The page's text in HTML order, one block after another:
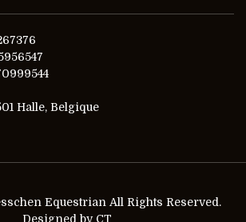
Halle, Belgique
Equestrian All Rights Reserved.
Designed by CT